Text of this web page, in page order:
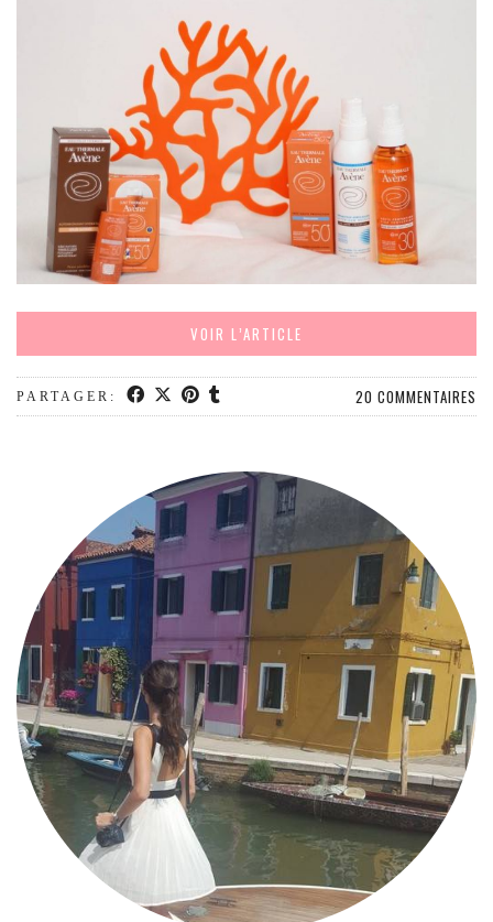
ARTICLES PRATIQUES
MON PROGRAMME DE YOGA EN LIGNE
AUTRES CATÉGORIES
MODE
BEAUTÉ
DIVERSES BOX
DIY
PARUTIONS ET PARTENARIATS
VOIR L’ARTICLE
PARTAGER: 20 COMMENTAIRES